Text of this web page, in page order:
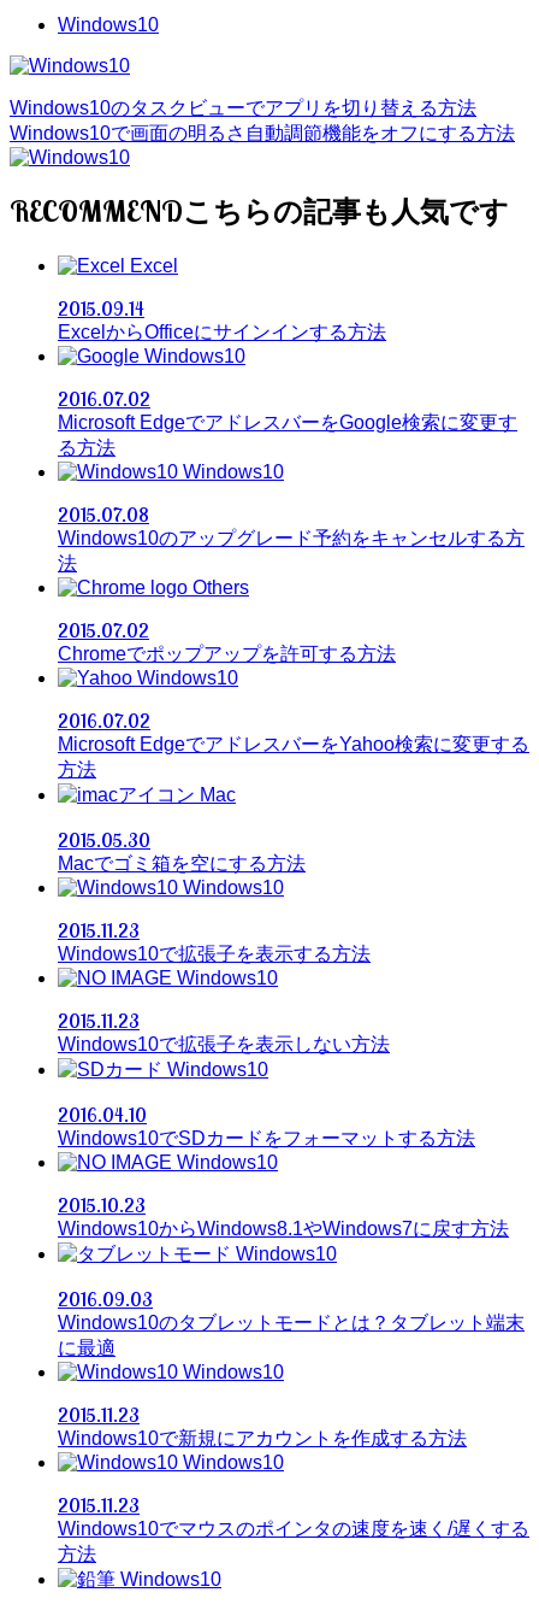
Windows10
Windows10のタスクビューでアプリを切り替える方法
Windows10で画面の明るさ自動調節機能をオフにする方法
RECOMMEND
Excel
2015.09.14
ExcelからOfficeにサインインする方法
Windows10
2016.07.02
Microsoft EdgeでアドレスバーをGoogle検索に変更す
る方法
Windows10
2015.07.08
Windows10のアップグレード予約をキャンセルする方
法
Others
2015.07.02
Chromeでポップアップを許可する方法
Windows10
2016.07.02
Microsoft EdgeでアドレスバーをYahoo検索に変更する
方法
Mac
2015.05.30
Macでゴミ箱を空にする方法
Windows10
2015.11.23
Windows10で拡張子を表示する方法
Windows10
2015.11.23
Windows10で拡張子を表示しない方法
Windows10
2016.04.10
Windows10でSDカードをフォーマットする方法
Windows10
2015.10.23
Windows10からWindows8.1やWindows7に戻す方法
Windows10
2016.09.03
Windows10のタブレットモードとは？タブレット端末
に最適
Windows10
2015.11.23
Windows10で新規にアカウントを作成する方法
Windows10
2015.11.23
Windows10でマウスのポインタの速度を速く/遅くする
方法
Windows10